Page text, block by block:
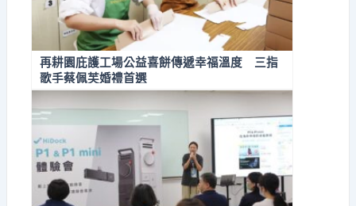
再耕園庇護工場公益喜餅傳遞幸福溫度 三指
歌手蔡佩芙婚禮首選